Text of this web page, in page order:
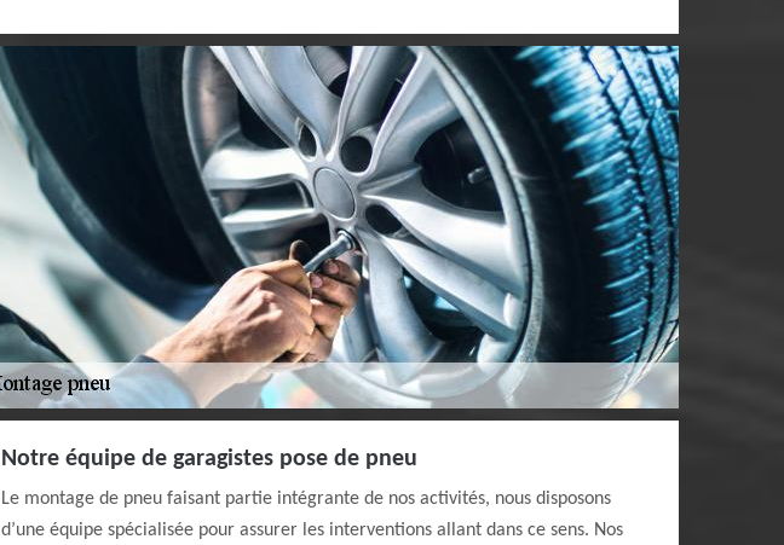
Notre équipe de garagistes pose de pneu
Le montage de pneu faisant partie intégrante de nos activités, nous disposons
d’une équipe spécialisée pour assurer les interventions allant dans ce sens. Nos